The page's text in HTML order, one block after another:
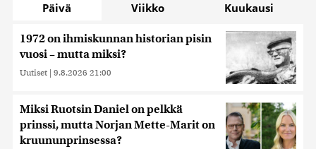
Päivä Viikko Kuukausi
1972 on ihmiskunnan historian pisin
vuosi – mutta miksi?
Uutiset | 9.8.2026 21:00
Miksi Ruotsin Daniel on pelkkä
prinssi, mutta Norjan Mette-Marit on
kruununprinsessa?